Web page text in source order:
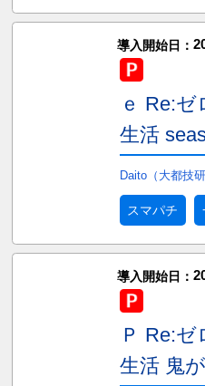
導入開始日：
ｅ Re:
生活
Daito（大都技研
スマパチ
導入開始日：
Ｐ Re:
生活 鬼